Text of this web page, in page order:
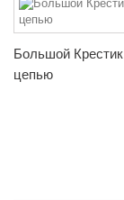
Большой
цепью